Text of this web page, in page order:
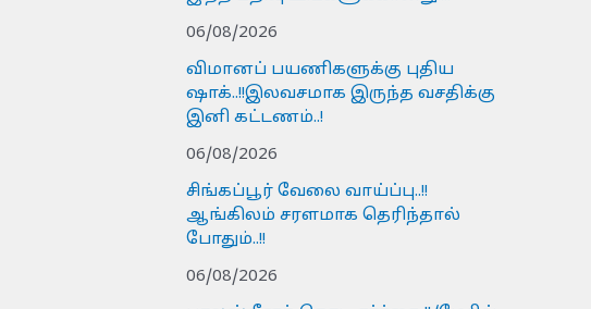
06/08/2026
விமானப் பயணிகளுக்கு புதிய
ஷாக்..!!இலவசமாக இருந்த வசதிக்கு
இனி கட்டணம்..!
06/08/2026
சிங்கப்பூர் வேலை வாய்ப்பு..!!
ஆங்கிலம் சரளமாக தெரிந்தால்
போதும்..!!
06/08/2026